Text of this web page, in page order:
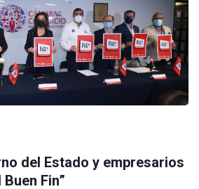
del Estado y empresarios
Fin”